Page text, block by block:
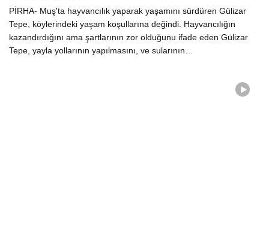
PİRHA- Muş'ta hayvancılık yaparak yaşamını sürdüren Gülizar
Tepe, köylerindeki yaşam koşullarına değindi. Hayvancılığın
kazandırdığını ama şartlarının zor olduğunu ifade eden Gülizar
Tepe, yayla yollarının yapılmasını, ve sularının…